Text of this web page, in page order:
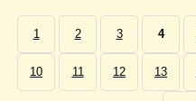
1 2 3 4
10 11 12 13